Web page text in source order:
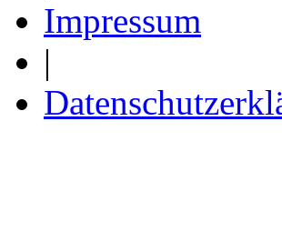
Impressum
|